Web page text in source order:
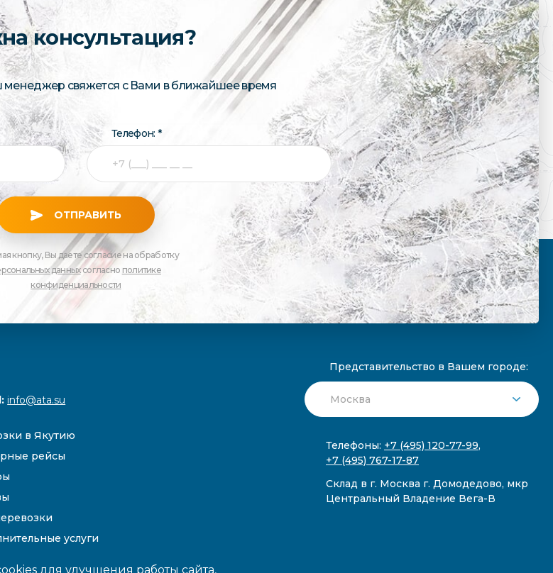
консультация?
менеджер свяжется с Вами в ближайшее время
Телефон: *
ОТПРАВИТЬ
кнопку, Вы даете согласие на обработку
данныхсогласно политике
конфиденциальности
info@ata.su
в Якутию
рейсы
услуги
Представительство в Вашем городе:
Телефоны: +7 (495) 120-77-99,
+7 (495) 767-17-87
Склад в г. Москва г. Домодедово, мкр
Центральный Владение Вега-В
для улучшения работы сайта,